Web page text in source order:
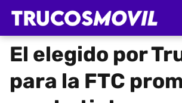
El elegido por
para la FTC